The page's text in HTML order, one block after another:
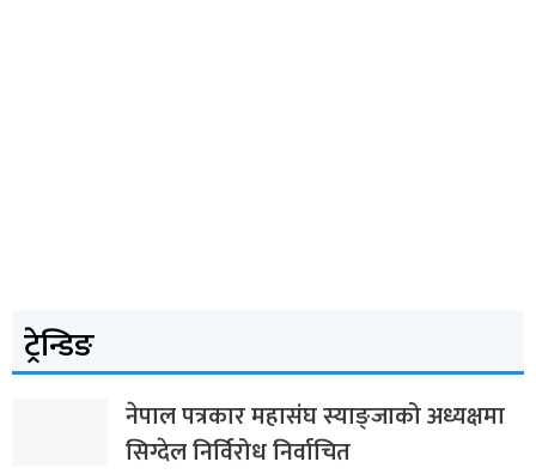
ट्रेन्डिङ
नेपाल पत्रकार महासंघ स्याङ्जाको अध्यक्षमा
सिग्देल निर्विरोध निर्वाचित